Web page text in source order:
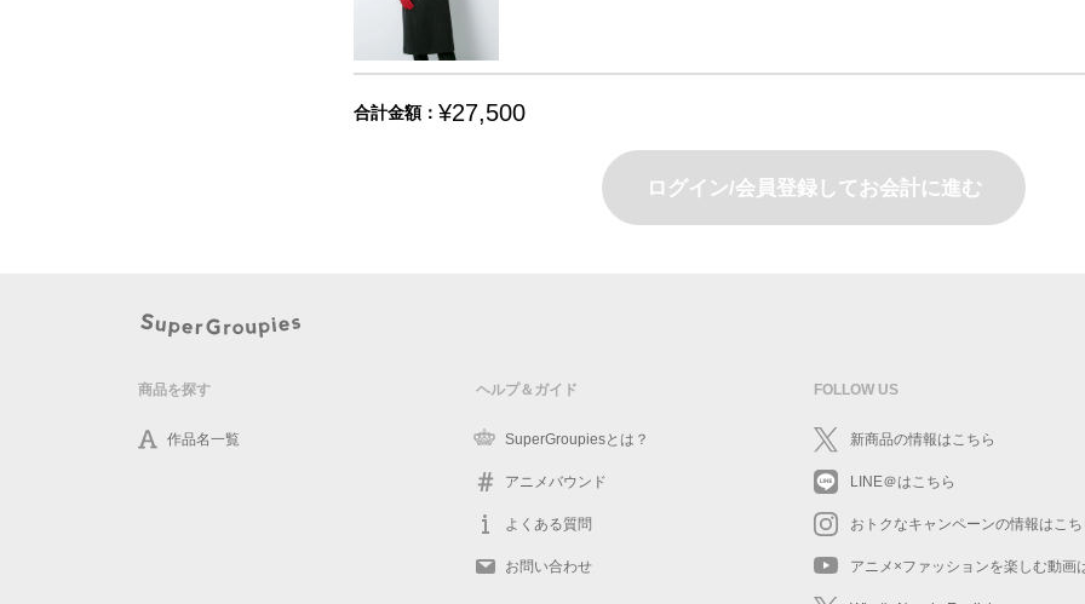
合計金額： ¥27,500
ログイン/会員登録してお会計に進む
商品を探す
作品名一覧
ヘルプ＆ガイド
SuperGroupiesとは？
アニメバウンド
よくある質問
お問い合わせ
FOLLOW US
新商品の情報はこちら
LINE＠はこちら
おトクなキャンペーンの情報はこち
アニメ×ファッションを楽しむ動画